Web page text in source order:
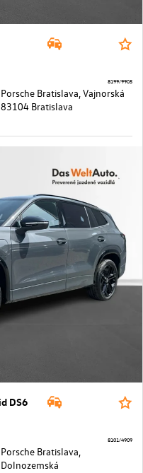
Porsche Bratislava, Vajnorská
83104 Bratislava
8199/9905
DS6
Porsche Bratislava,
Dolnozemská
8101/4909